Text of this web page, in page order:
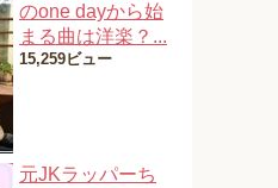
のone dayから始
まる曲は洋楽？...
15,259ビュー
元JKラッパーち